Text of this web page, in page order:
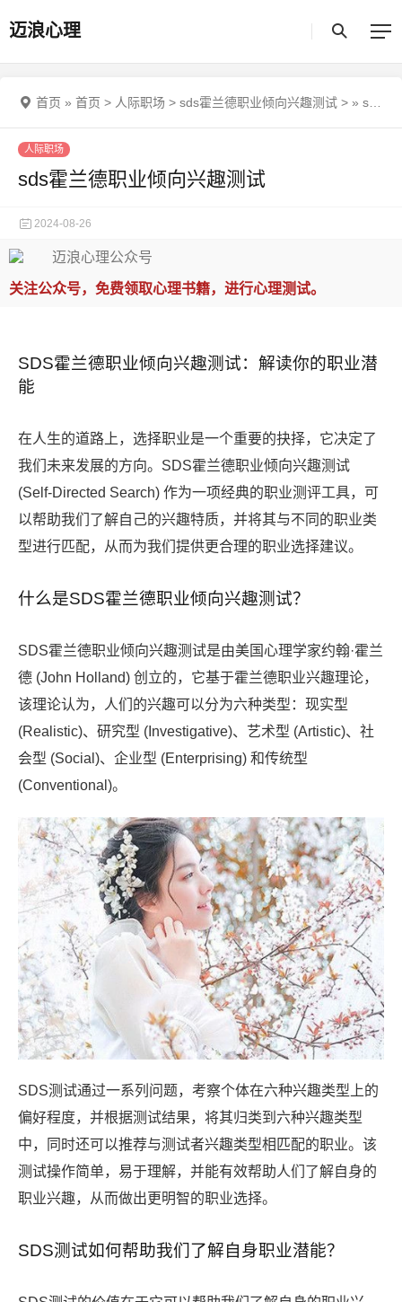
迈浪心理
首页 » 首页 > 人际职场 > sds霍兰德职业倾向兴趣测试 > » sds霍兰德职业倾向兴趣测试
人际职场
sds霍兰德职业倾向兴趣测试
2024-08-26
关注公众号，免费领取心理书籍，进行心理测试。
SDS霍兰德职业倾向兴趣测试：解读你的职业潜
能
在人生的道路上，选择职业是一个重要的抉择，它决定了
我们未来发展的方向。SDS霍兰德职业倾向兴趣测试
(Self-Directed Search) 作为一项经典的职业测评工具，可
以帮助我们了解自己的兴趣特质，并将其与不同的职业类
型进行匹配，从而为我们提供更合理的职业选择建议。
什么是SDS霍兰德职业倾向兴趣测试？
SDS霍兰德职业倾向兴趣测试是由美国心理学家约翰·霍兰
德 (John Holland) 创立的，它基于霍兰德职业兴趣理论，
该理论认为，人们的兴趣可以分为六种类型：现实型
(Realistic)、研究型 (Investigative)、艺术型 (Artistic)、社
会型 (Social)、企业型 (Enterprising) 和传统型
(Conventional)。
SDS测试通过一系列问题，考察个体在六种兴趣类型上的
偏好程度，并根据测试结果，将其归类到六种兴趣类型
中，同时还可以推荐与测试者兴趣类型相匹配的职业。该
测试操作简单，易于理解，并能有效帮助人们了解自身的
职业兴趣，从而做出更明智的职业选择。
SDS测试如何帮助我们了解自身职业潜能？